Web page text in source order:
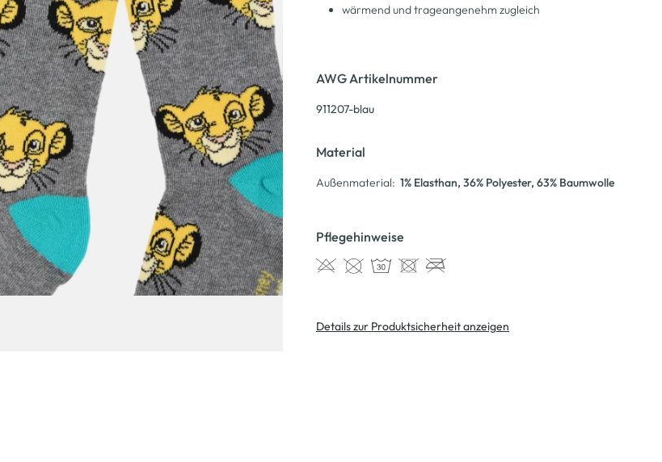
wärmend und trageangenehm zugleich
AWG Artikelnummer
911207-blau
Material
Außenmaterial: 1% Elasthan, 36% Polyester, 63% Baumwolle
Pflegehinweise
Details zur Produktsicherheit anzeigen